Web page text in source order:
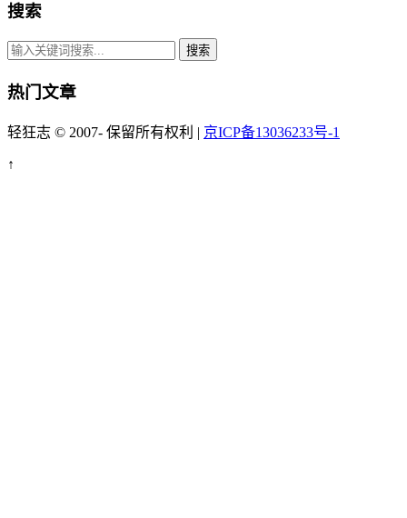
搜索
搜索
热门文章
轻狂志 © 2007- 保留所有权利 | 京ICP备13036233号-1
↑